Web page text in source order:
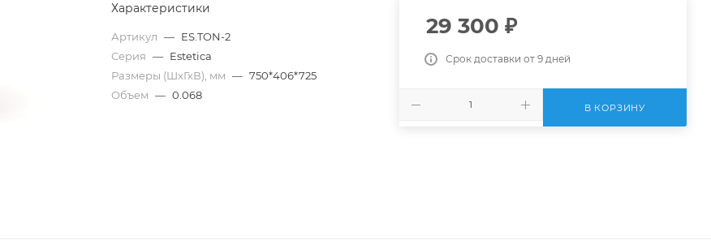
Характеристики
Артикул — ES.TON-2
Серия — Estetica
Размеры (ШхГхВ), мм — 750*406*725
Объем — 0.068
29 300 ₽
Срок доставки от 9 дней
В КОРЗИНУ